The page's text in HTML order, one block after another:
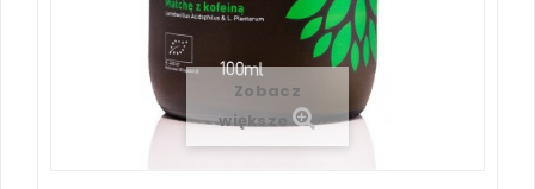
Zobacz
większe